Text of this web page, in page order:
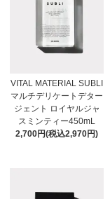
VITAL MATERIAL SUBLI
マルチデリケートデター
ジェント ロイヤルジャ
スミンティー450mL
2,700円(税込2,970円)